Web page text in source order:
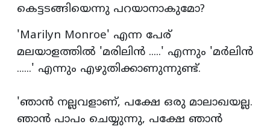
കെട്ടടങ്ങിയെന്നു പറയാനാകുമോ?
'Marilyn Monroe' എന്ന പേര്
മലയാളത്തില്‍ 'മരിലിന്‍ .....' എന്നും 'മര്‍ലിന്‍
......' എന്നും എഴുതിക്കാണുന്നുണ്ട്.
'ഞാന്‍ നല്ലവളാണ്, പക്ഷേ ഒരു മാലാഖയല്ല.
ഞാന്‍ പാപം ചെയ്യുന്നു, പക്ഷേ ഞാന്‍